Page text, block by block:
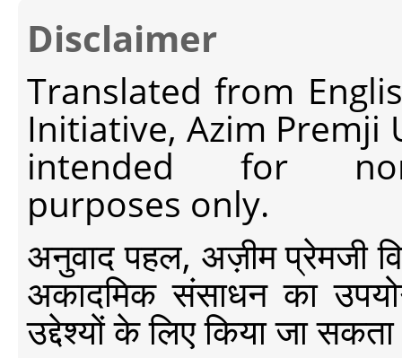
Disclaimer
Translated from
Initiative, Azim Premji
intended for non-
purposes only.
अनुवाद पहल, अज़ीम प्रेमजी
अकादमिक संसाधन का
उद्देश्यों के लिए किया जा